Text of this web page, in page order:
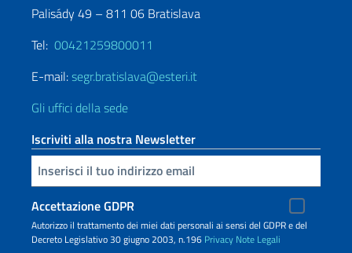
Palisády 49 – 811 06 Bratislava
Tel: 00421259800011
E-mail:segr.bratislava@esteri.it
Gli uffici della sede
Iscriviti alla nostra Newsletter
Inserisci la tua email
Accettazione GDPR
Autorizzo il trattamento dei miei dati personali ai sensi del GDPR e del
Decreto Legislativo 30 giugno 2003, n.196 Privacy Note Legali